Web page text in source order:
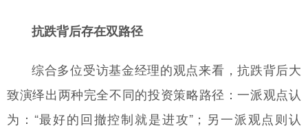
抗跌背后存在双路径
综合多位受访基金经理的观点来看，抗跌背后大
致演绎出两种完全不同的投资策略路径：一派观点认
为：“最好的回撤控制就是进攻”；另一派观点则认